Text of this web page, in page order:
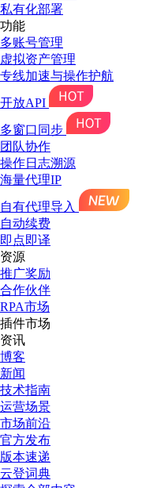
私有化部署
功能
多账号管理
虚拟资产管理
专线加速与操作护航
开放API
多窗口同步
团队协作
操作日志溯源
海量代理IP
自有代理导入
自动续费
即点即译
资源
推广奖励
合作伙伴
RPA市场
插件市场
资讯
博客
新闻
技术指南
运营场景
市场前沿
官方发布
版本速递
云登词典